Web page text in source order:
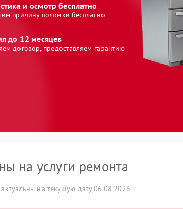
и осмотр бесплатно
причину поломки бесплатно
до 12 месяцев
договор, предоставляем гарантию
на услуги ремонта
на текущую дату 06.08.2026